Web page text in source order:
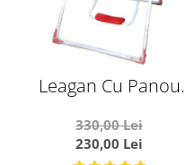
Leagan Cu Panou
Ratusca rosu
330,00 Lei
230,00 Lei